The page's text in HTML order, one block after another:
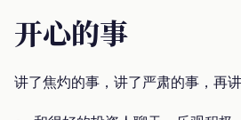
开心的事
讲了焦灼的事，讲了严肃的事，再讲